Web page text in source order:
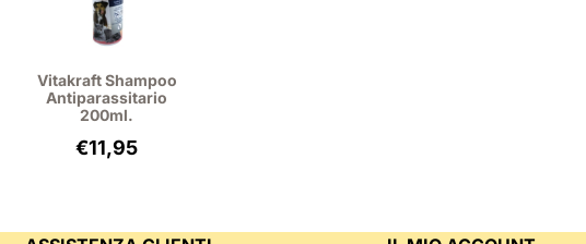
Vitakraft Shampoo
Antiparassitario
200ml.
€11,95